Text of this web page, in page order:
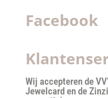
Facebook
Wij accepteren de
Jewelcard en de